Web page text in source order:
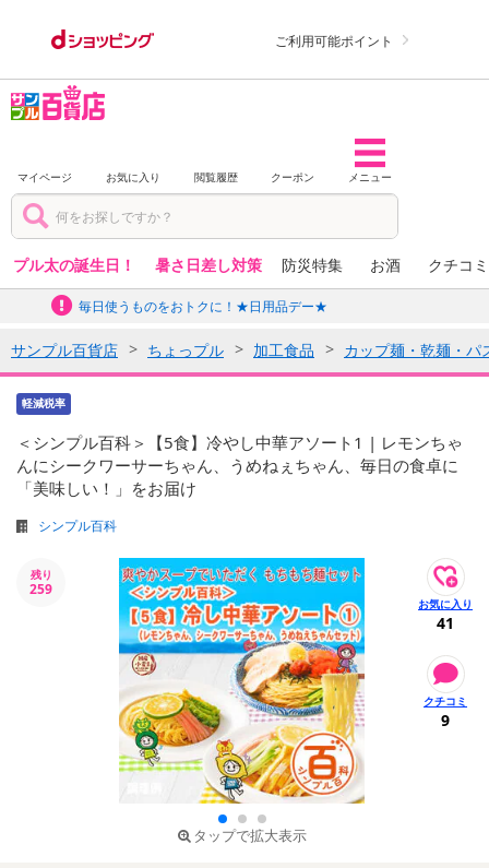
ご利用可能ポイント
マイページ お気に入り 閲覧履歴 クーポン メニュー
プル太の誕生日！ 暑さ日差し対策 防災特集 お酒 クチコ
毎日使うものをおトクに！★日用品デー★
サンプル百貨店 ちょっプル 加工食品 カップ麺・乾麺・パ
軽減税率
＜シンプル百科＞【5食】冷やし中華アソート1 | レモンちゃ
んにシークワーサーちゃん、うめねぇちゃん、毎日の食卓に
「美味しい！」をお届け
シンプル百科
残り
259
タップで拡大表示
41
9